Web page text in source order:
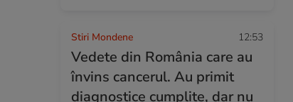
Stiri Mondene 12:53
Vedete din România care au
învins cancerul. Au primit
diagnostice cumplite, dar nu